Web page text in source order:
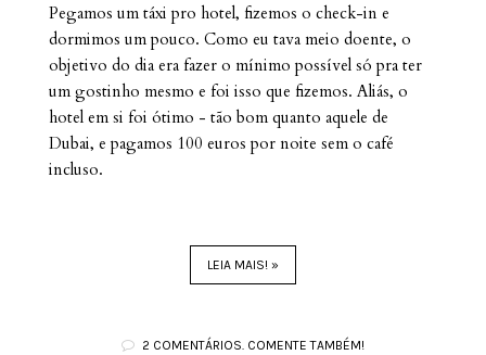
Pegamos um táxi pro hotel, fizemos o check-in e
dormimos um pouco. Como eu tava meio doente, o
objetivo do dia era fazer o mínimo possível só pra ter
um gostinho mesmo e foi isso que fizemos. Aliás, o
hotel em si foi ótimo - tão bom quanto aquele de
Dubai, e pagamos 100 euros por noite sem o café
incluso.
LEIA MAIS! »
2 COMENTÁRIOS. COMENTE TAMBÉM!